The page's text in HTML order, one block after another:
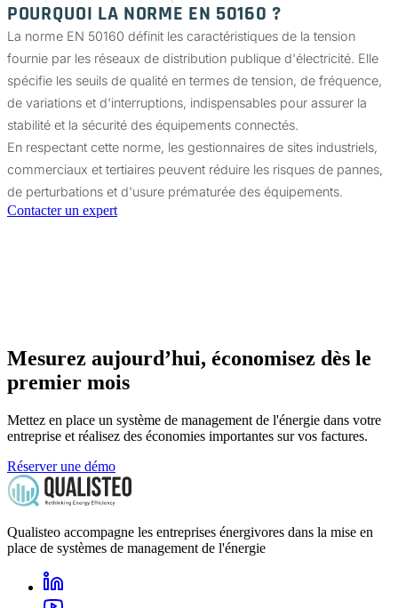
POURQUOI LA NORME EN 50160 ?
La norme EN 50160 définit les caractéristiques de la tension
fournie par les réseaux de distribution publique d'électricité. Elle
spécifie les seuils de qualité en termes de tension, de fréquence,
de variations et d'interruptions, indispensables pour assurer la
stabilité et la sécurité des équipements connectés.
En respectant cette norme, les gestionnaires de sites industriels,
commerciaux et tertiaires peuvent réduire les risques de pannes,
de perturbations et d'usure prématurée des équipements.
Contacter un expert
Mesurez aujourd’hui, économisez dès le
premier mois
Mettez en place un système de management de l'énergie dans votre
entreprise et réalisez des économies importantes sur vos factures.
Réserver une démo
Qualisteo accompagne les entreprises énergivores dans la mise en
place de systèmes de management de l'énergie